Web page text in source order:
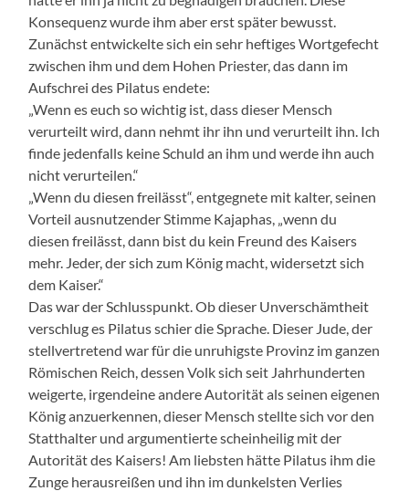
Konsequenz wurde ihm aber erst später bewusst.
Zunächst entwickelte sich ein sehr heftiges Wortgefecht
zwischen ihm und dem Hohen Priester, das dann im
Aufschrei des Pilatus endete:
„Wenn es euch so wichtig ist, dass dieser Mensch
verurteilt wird, dann nehmt ihr ihn und verurteilt ihn. Ich
finde jedenfalls keine Schuld an ihm und werde ihn auch
nicht verurteilen.“
„Wenn du diesen freilässt“, entgegnete mit kalter, seinen
Vorteil ausnutzender Stimme Kajaphas, „wenn du
diesen freilässt, dann bist du kein Freund des Kaisers
mehr. Jeder, der sich zum König macht, widersetzt sich
dem Kaiser.“
Das war der Schlusspunkt. Ob dieser Unverschämtheit
verschlug es Pilatus schier die Sprache. Dieser Jude, der
stellvertretend war für die unruhigste Provinz im ganzen
Römischen Reich, dessen Volk sich seit Jahrhunderten
weigerte, irgendeine andere Autorität als seinen eigenen
König anzuerkennen, dieser Mensch stellte sich vor den
Statthalter und argumentierte scheinheilig mit der
Autorität des Kaisers! Am liebsten hätte Pilatus ihm die
Zunge herausreißen und ihn im dunkelsten Verlies